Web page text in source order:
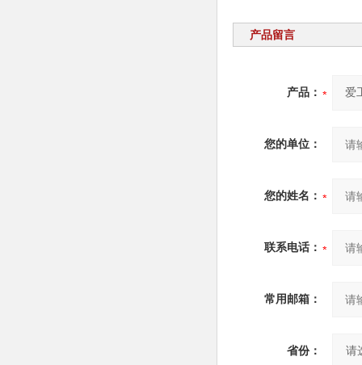
产品留言
产品：
您的单位：
您的姓名：
联系电话：
常用邮箱：
省份：